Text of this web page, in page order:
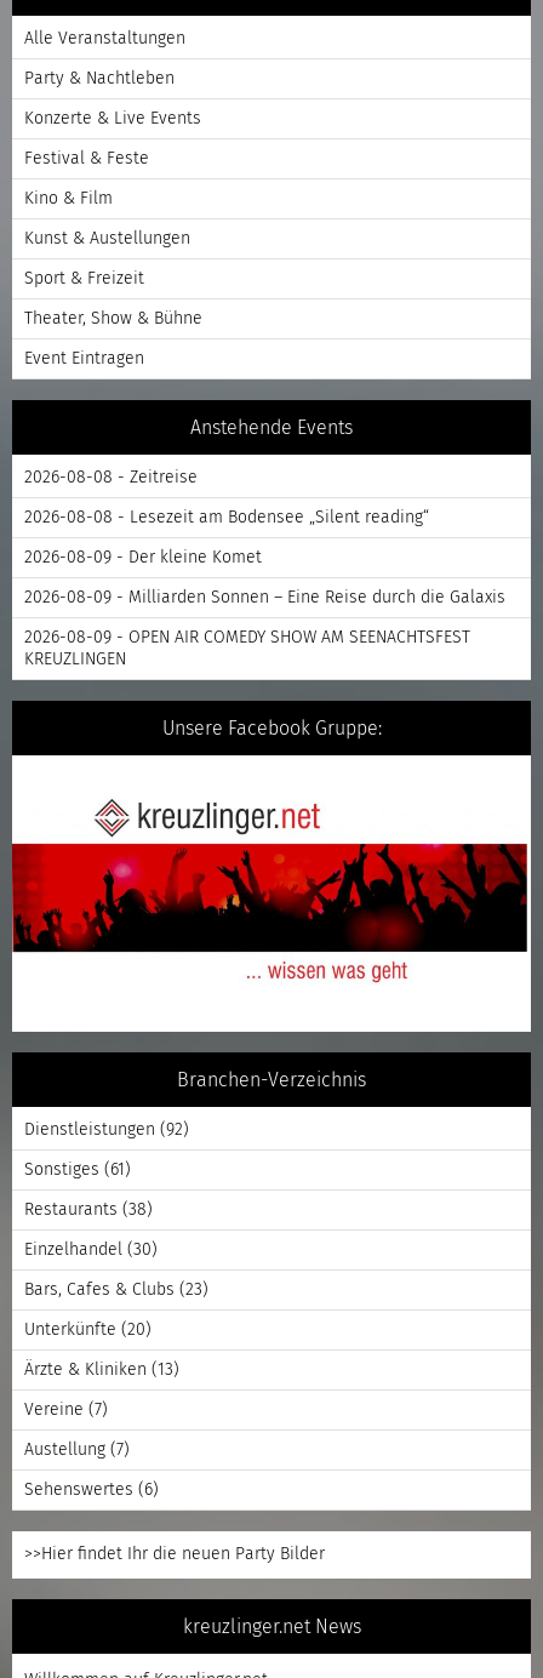
Alle Veranstaltungen
Party & Nachtleben
Konzerte & Live Events
Festival & Feste
Kino & Film
Kunst & Austellungen
Sport & Freizeit
Theater, Show & Bühne
Event Eintragen
Anstehende Events
2026-08-08 - Zeitreise
2026-08-08 - Lesezeit am Bodensee „Silent reading“
2026-08-09 - Der kleine Komet
2026-08-09 - Milliarden Sonnen – Eine Reise durch die Galaxis
2026-08-09 - OPEN AIR COMEDY SHOW AM SEENACHTSFEST
KREUZLINGEN
Unsere Facebook Gruppe:
Branchen-Verzeichnis
Dienstleistungen (92)
Sonstiges (61)
Restaurants (38)
Einzelhandel (30)
Bars, Cafes & Clubs (23)
Unterkünfte (20)
Ärzte & Kliniken (13)
Vereine (7)
Austellung (7)
Sehenswertes (6)
>>Hier findet Ihr die neuen Party Bilder
kreuzlinger.net News